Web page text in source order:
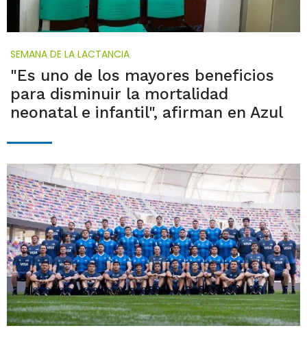
SEMANA DE LA LACTANCIA
"Es uno de los mayores beneficios
para disminuir la mortalidad
neonatal e infantil", afirman en Azul